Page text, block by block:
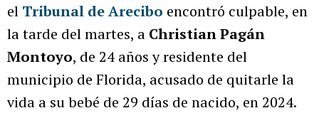
el Tribunal de Arecibo encontró culpable, en
la tarde del martes, a Christian Pagán
Montoyo, de 24 años y residente del
municipio de Florida, acusado de quitarle la
vida a su bebé de 29 días de nacido, en 2024.